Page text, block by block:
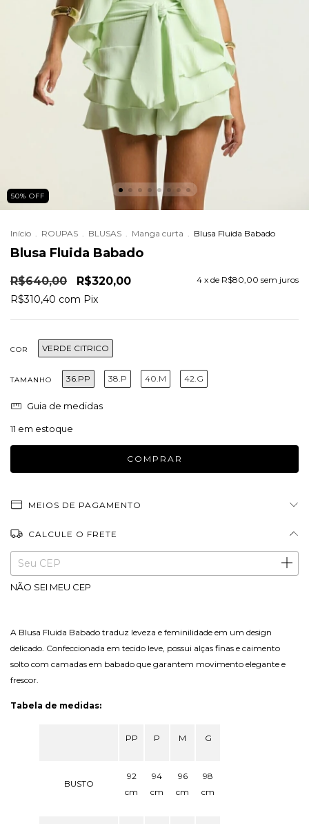
50% OFF
Início . ROUPAS . BLUSAS . Manga curta . Blusa Fluida Babado
Blusa Fluida Babado
R$640,00 R$320,00 4 x de R$80,00 sem juros
R$310,40 com Pix
COR VERDE CITRICO
TAMANHO 36.PP 38.P 40.M 42.G
Guia de medidas
11 em estoque
MEIOS DE PAGAMENTO
CALCULE O FRETE
Entregas para o CEP: ALTERAR CEP
NÃO SEI MEU CEP
A Blusa Fluida Babado traduz leveza e feminilidade em um design
delicado. Confeccionada em tecido leve, possui alças finas e caimento
solto com camadas em babado que garantem movimento elegante e
frescor.
Tabela de medidas:
PP P M G
BUSTO
92
cm
94
cm
96
cm
98
cm